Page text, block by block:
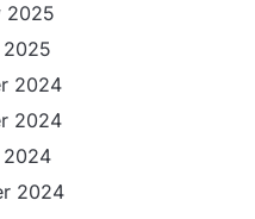
2025
2024
2024
2024
2024